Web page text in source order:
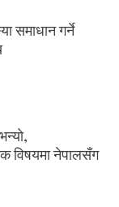
समाधान गर्ने
विषयमा नेपालसँग